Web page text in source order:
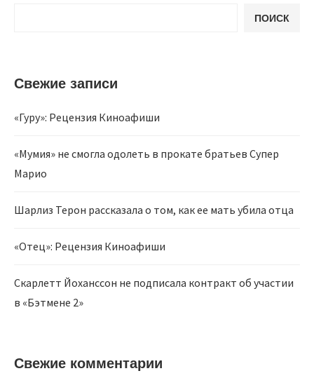
ПОИСК
Свежие записи
«Гуру»: Рецензия Киноафиши
«Мумия» не смогла одолеть в прокате братьев Супер
Марио
Шарлиз Терон рассказала о том, как ее мать убила отца
«Отец»: Рецензия Киноафиши
Скарлетт Йоханссон не подписала контракт об участии
в «Бэтмене 2»
Свежие комментарии